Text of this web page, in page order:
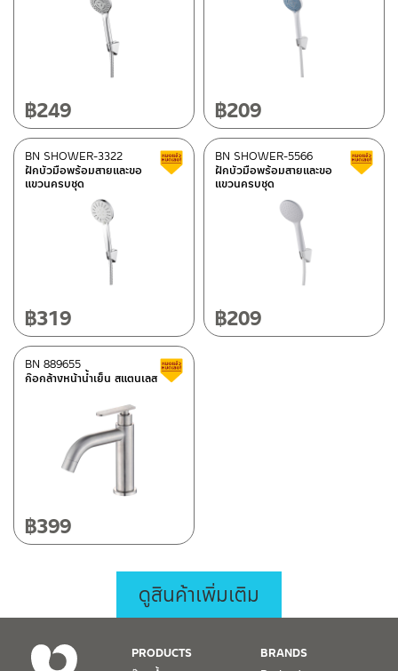
฿249 ฿209
ฝักบัวมือพร้อมสายและขอ
แขวนครบชุด
BN SHOWER-3322 สินค้าลดราคา เคลียร์สต็อก
฿319
ฝักบัวมือพร้อมสายและขอ
แขวนครบชุด
BN SHOWER-5566
฿209
ก๊อกล้างหน้าน้ำเย็น สแตนเลส
BN 889655
฿399
ดูสินค้าเพิ่มเติม
PRODUCTS
BRANDS